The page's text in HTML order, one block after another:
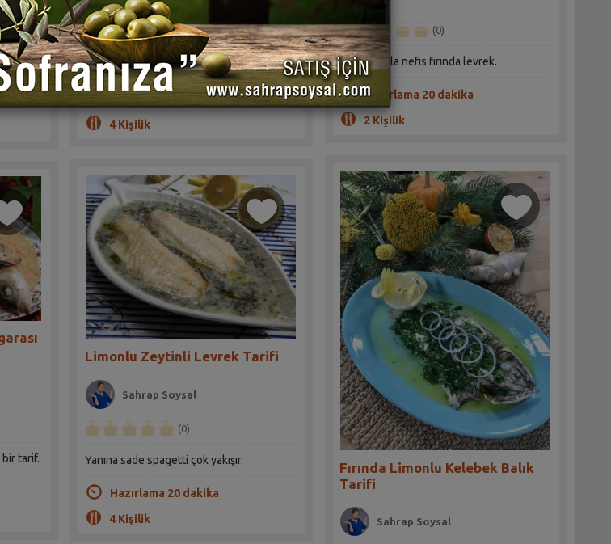
tarif.
(0)
Kış sebzelerinin lezzeti balıkla birleşiyor..
Hazırlama 45 dakika
4 Kişilik
Limonlu Zeytinli Levrek Tarifi
Sahrap Soysal
(0)
Yanına sade spagetti çok yakışır.
Hazırlama 20 dakika
4 Kişilik
(0)
Taze otlarla nefis fırında levrek.
Hazırlama 20 dakika
2 Kişilik
Fırında Limonlu Kelebek Balık
Tarifi
Sahrap Soysal